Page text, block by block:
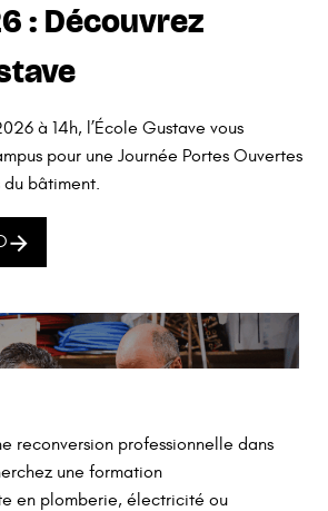
: Découvrez
à 14h, l’École Gustave vous
pour une Journée Portes Ouvertes
bâtiment.
reconversion professionnelle dans
une formation
en plomberie, électricité ou